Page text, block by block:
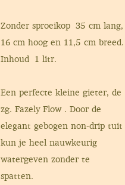
Zonder sproeikop 35 cm lang,
16 cm hoog en 11,5 cm breed.
Inhoud 1 litr.
Een perfecte kleine gieter, de
zg. Fazely Flow . Door de
elegant gebogen non-drip tuit
kun je heel nauwkeurig
watergeven zonder te
spatten.